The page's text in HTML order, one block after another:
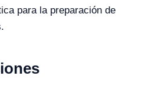
para la preparación de